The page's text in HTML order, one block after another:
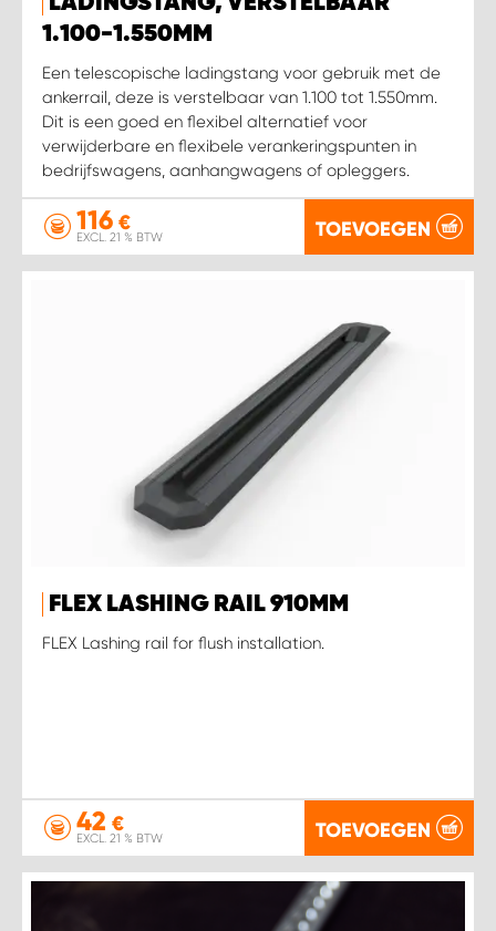
1.100-1.550MM
Een telescopische ladingstang voor gebruik met de
ankerrail, deze is verstelbaar van 1.100 tot 1.550mm.
Dit is een goed en flexibel alternatief voor
verwijderbare en flexibele verankeringspunten in
bedrijfswagens, aanhangwagens of opleggers.
116 €
EXCL. 21 % BTW TOEVOEGEN
FLEX LASHING RAIL 910MM
FLEX Lashing rail for flush installation.
42 €
EXCL. 21 % BTW TOEVOEGEN